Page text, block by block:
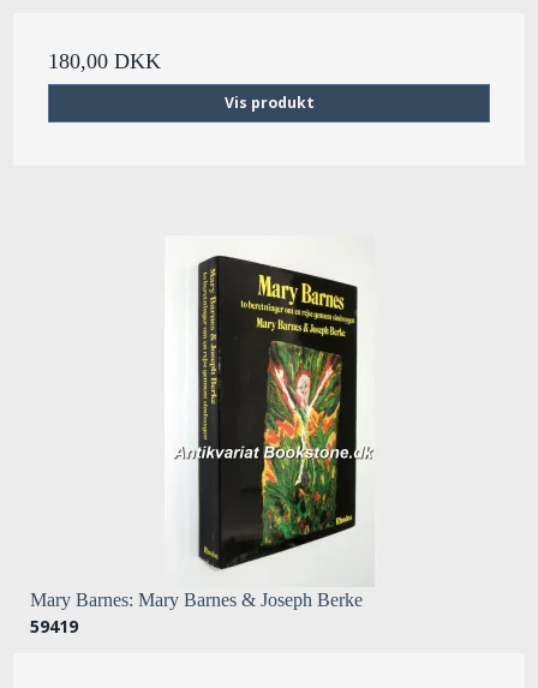
180,00 DKK
Vis produkt
Mary Barnes: Mary Barnes & Joseph Berke
59419